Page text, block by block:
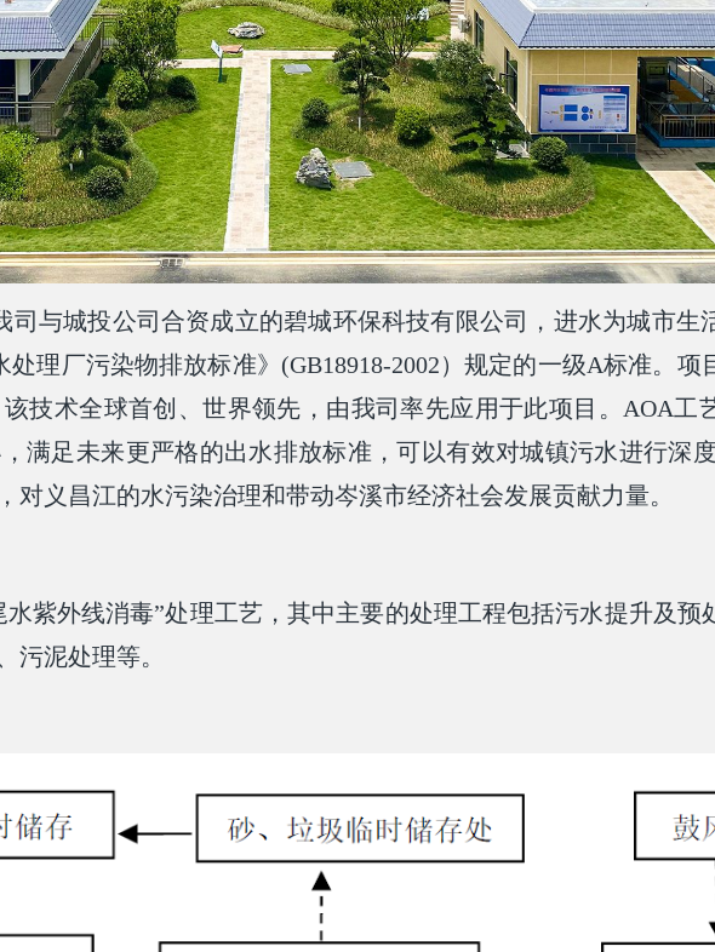
司与城投公司合资成立的碧城环保科技有限公司，进水为城市生
理厂污染物排放标准》(GB18918-2002）规定的一级A标准。项
技术全球首创、世界领先， 由我司率先应用于此项目。 AOA工
满足未来更严格的出水排放标准，可以有效对城镇污水进行深
对义昌江的水污染治理和带动岑溪市经济社会发展贡献力量。
紫外线消毒”处理工艺，其中主要的处理工程包括污水提升及预
污泥处理等。